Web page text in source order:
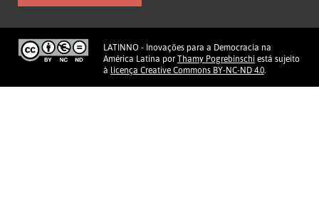
LATINNO - Inovações para a Democracia na
América Latina por Thamy Pogrebinschi está sujeito
à licença Creative Commons BY-NC-ND 4.0.